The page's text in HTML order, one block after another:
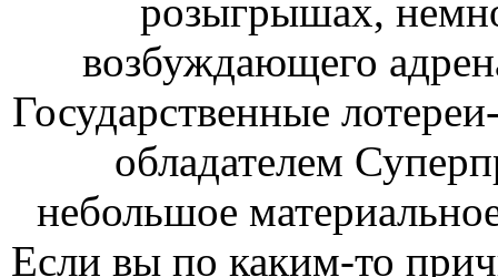
розыгрышах,
возбуждающего
Государственные
обладателем
небольшое
Если вы по каким-то